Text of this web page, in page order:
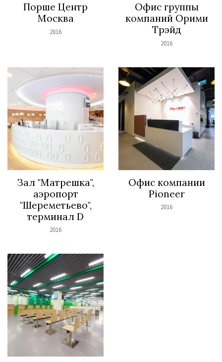
Порше Центр
Москва
2016
Офис группы
компаний Орими
Трэйд
2016
Зал "Матрешка",
аэропорт
"Шереметьево",
терминал D
2016
Офис компании
Pioneer
2016